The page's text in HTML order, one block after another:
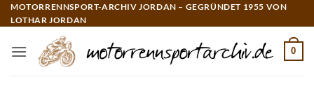
Zum
Inhalt
MOTORRENNSPORT-ARCHIV JORDAN – GEGRÜNDET 1955 VON
LOTHAR JORDAN
0